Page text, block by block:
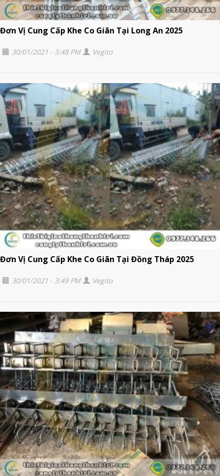
Đơn Vị Cung Cấp Khe Co Giãn Tại Long An 2025
30/01/2021 - 3:48 PM Vegito
Đơn Vị Cung Cấp Khe Co Giãn Tại Đồng Tháp 2025
30/01/2021 - 3:49 PM Vegito